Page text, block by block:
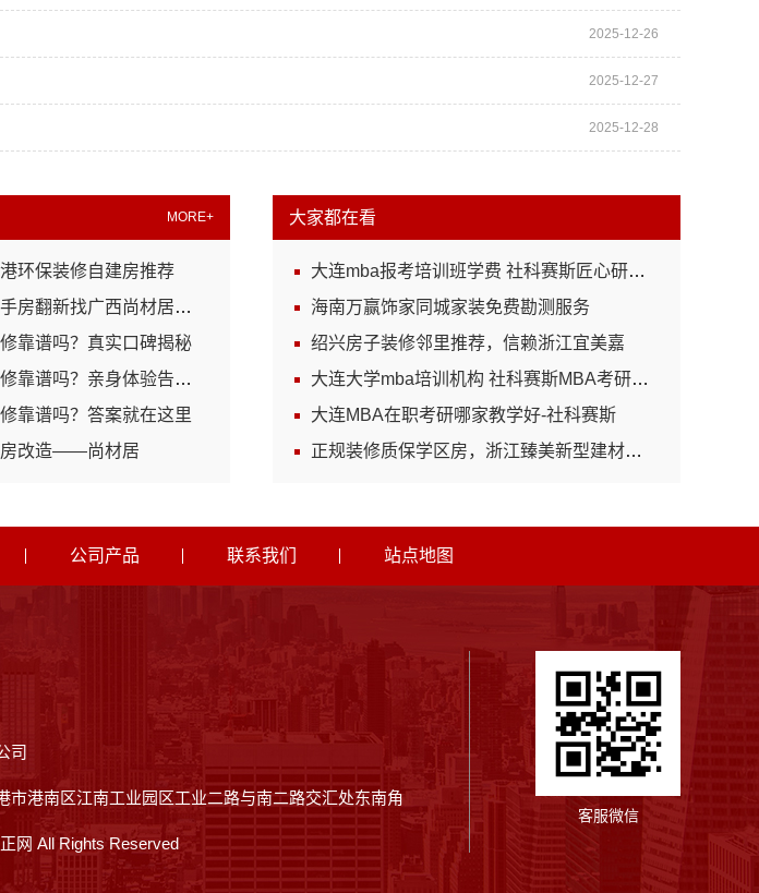
2025-12-26
2025-12-27
2025-12-28
MORE+
环保装修自建房推荐
翻新找广西尚材居建材
靠谱吗？真实口碑揭秘
谱吗？亲身体验告诉你
靠谱吗？答案就在这里
房改造——尚材居
大家都在看
大连mba报考培训班学费 社科赛斯匠心研发备战MBA考研
海南万赢饰家同城家装免费勘测服务
绍兴房子装修邻里推荐，信赖浙江宜美嘉
大连大学mba培训机构 社科赛斯MBA考研专业辅导机构
大连MBA在职考研哪家教学好-社科赛斯
正规装修质保学区房，浙江臻美新型建材有限公司安心
公司产品 联系我们 站点地图
司
市港南区江南工业园区工业二路与南二路交汇处东南角
网 All Rights Reserved
客服微信